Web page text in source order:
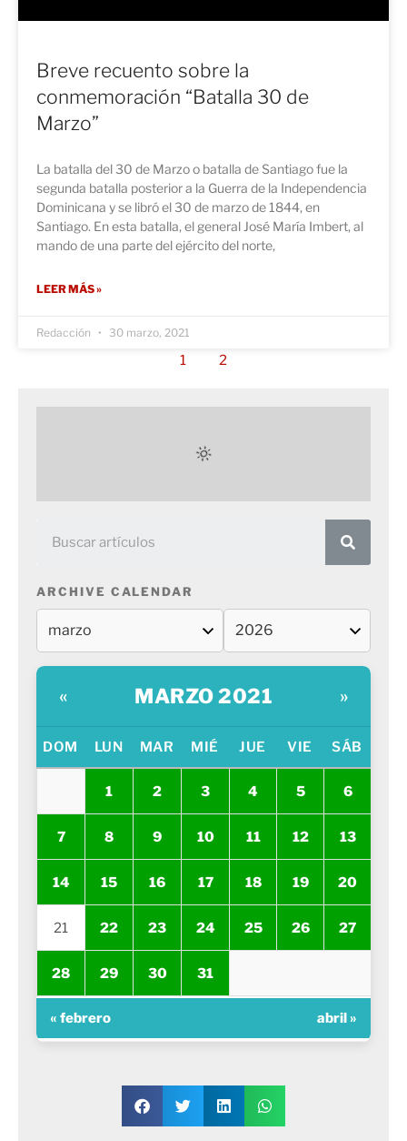
Breve recuento sobre la
conmemoración “Batalla 30 de
Marzo”
La batalla del 30 de Marzo o batalla de Santiago fue la
segunda batalla posterior a la Guerra de la Independencia
Dominicana y se libró el 30 de marzo de 1844, en
Santiago. En esta batalla, el general José María Imbert, al
mando de una parte del ejército del norte,
LEER MÁS »
Redacción 30 marzo, 2021
1 2
ARCHIVE CALENDAR
« MARZO 2021 »
DOM LUN MAR MIÉ JUE VIE SÁB
1 2 3 4 5 6
7 8 9 10 11 12 13
14 15 16 17 18 19 20
21 22 23 24 25 26 27
28 29 30 31
« febrero abril »